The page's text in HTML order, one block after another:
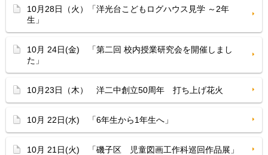
10月28日（火）「洋光台こどもログハウス見学 ～2年
生」
10月 24日(金) 「第二回 校内授業研究会を開催しまし
た」
10月23日（木） 洋二中創立50周年 打ち上げ花火
10月 22日(水) 「6年生から1年生へ」
10月 21日(火) 「磯子区 児童図画工作科巡回作品展」